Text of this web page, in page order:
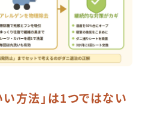
い方法」は1つではない